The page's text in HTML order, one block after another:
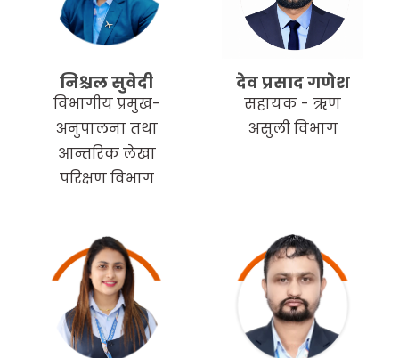
निश्चल सुवेदी
विभागीय प्रमुख-
अनुपालना तथा
आन्तरिक लेखा
परिक्षण विभाग
देव प्रसाद गणेश
सहायक - ऋण
असुली विभाग